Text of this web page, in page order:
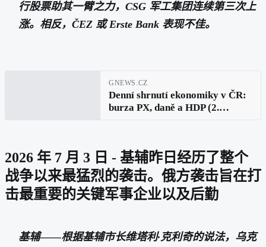
行股票助其一臂之力，CSG 军工集团连续第三次上
涨。相反，ČEZ 或 Erste Bank 表现不佳。
GNEWS.CZ
Denní shrnutí ekonomiky v ČR:
burza PX, daně a HDP (2.
2026 年 7 月 3 日 - 基辅昨日经历了整个
战争以来最猛烈的袭击。俄方袭击旨在打
击最重要的关键军事企业以及后勤
基辅——根据基辅市长维塔利·克利奇的说法，乌克